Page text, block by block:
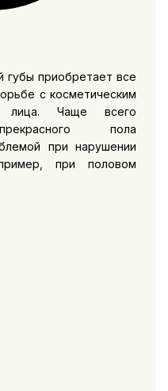
губы приобретает все
с косметическим
лица. Чаще всего
пола
при нарушении
при половом